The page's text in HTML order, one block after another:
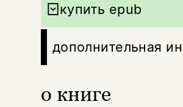
о книге
купить epub
дополнительная